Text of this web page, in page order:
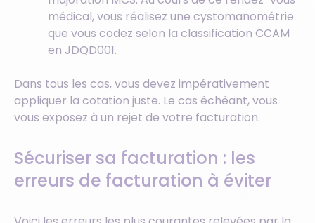
médical, vous réalisez une cystomanométrie
que vous codez selon la classification CCAM
en JDQD001.
Dans tous les cas, vous devez impérativement
appliquer la cotation juste. Le cas échéant, vous
vous exposez à un rejet de votre facturation.
Sécuriser sa facturation : les
erreurs de facturation à éviter